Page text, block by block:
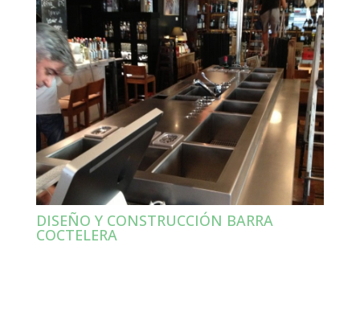
DISEÑO Y CONSTRUCCIÓN BARRA
COCTELERA